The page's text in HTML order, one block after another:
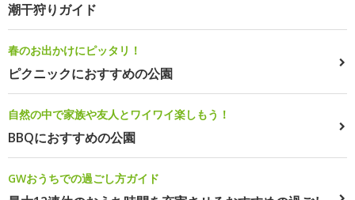
潮干狩りガイド
春のお出かけにピッタリ！
ピクニックにおすすめの公園
自然の中で家族や友人とワイワイ楽しもう！
BBQにおすすめの公園
GWおうちでの過ごし方ガイド